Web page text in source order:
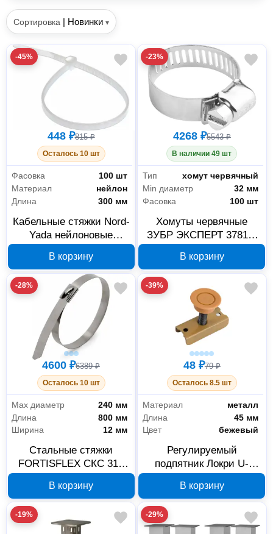
Сортировка | Новинки ▾
-45%
448 ₽815 ₽
Осталось 10 шт
Фасовка
100 шт
Материал
нейлон
Длина
300 мм
Кабельные стяжки Nord-
Yada нейлоновые
шт 1.081-230.0
В корзину
-23%
4268 ₽5543 ₽
В наличии 49 шт
Тип
хомут червячный
Min диаметр
32 мм
Фасовка
100 шт
Хомуты червячные
ЗУБР ЭКСПЕРТ 37815-
100 шт
В корзину
-28%
4600 ₽6389 ₽
Осталось 10 шт
Max диаметр
240 мм
Длина
800 мм
Ширина
12 мм
Стальные стяжки
FORTISFLEX СКС 316
74719
В корзину
-39%
48 ₽79 ₽
Осталось 8.5 шт
Материал
металл
Длина
45 мм
Цвет
бежевый
Регулируемый
подпятник Локри U-
10264
В корзину
-19% -29%